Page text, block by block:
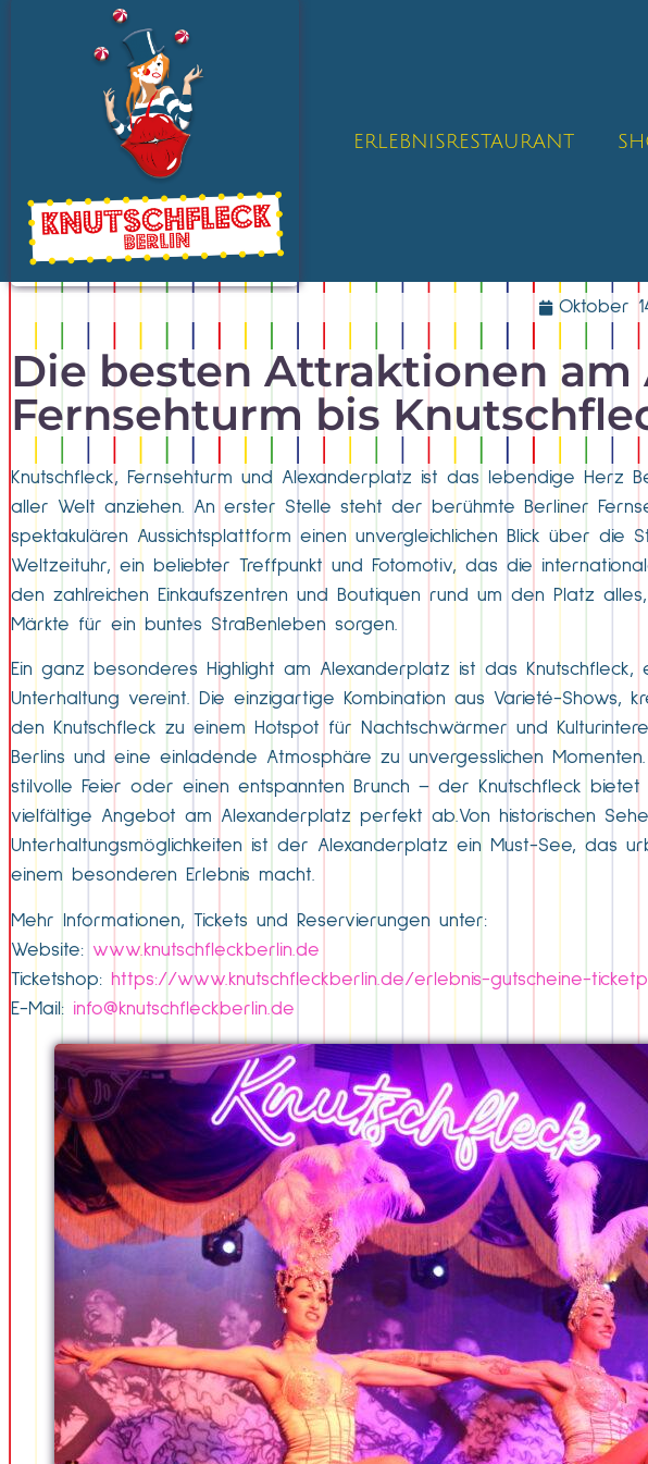
ERLEBNISRESTAURANT
Oktober
Die besten Attraktionen am
Fernsehturm bis
Knutschfleck, Fernsehturm und Alexanderplatz ist das lebendige Herz
aller Welt anziehen. An erster Stelle steht der berühmte Berliner
spektakulären Aussichtsplattform einen unvergleichlichen Blick über
Weltzeituhr, ein beliebter Treffpunkt und Fotomotiv, das die
den zahlreichen Einkaufszentren und Boutiquen rund um den Platz
Märkte für ein buntes Straßenleben sorgen.
Ein ganz besonderes Highlight am Alexanderplatz ist das
Unterhaltung vereint. Die einzigartige Kombination aus Varieté-
den Knutschfleck zu einem Hotspot für Nachtschwärmer und
Berlins und eine einladende Atmosphäre zu unvergesslichen
stilvolle Feier oder einen entspannten Brunch – der Knutschfleck
vielfältige Angebot am Alexanderplatz perfekt ab.Von historischen
Unterhaltungsmöglichkeiten ist der Alexanderplatz ein Must-See, das
einem besonderen Erlebnis macht.
Mehr Informationen, Tickets und Reservierungen unter:
Website: www.knutschfleckberlin.de
Ticketshop: https://www.knutschfleckberlin.de/erlebnis-gutscheine-
E-Mail: info@knutschfleckberlin.de